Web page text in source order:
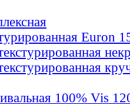
Euron
100% Vis